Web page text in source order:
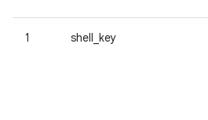
1 shell_key